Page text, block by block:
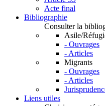
Acte final
Bibliographie
Consulter la
Asile/
- Ouvrages
- Articles
Migrants
- Ouvrages
- Articles
Liens utiles